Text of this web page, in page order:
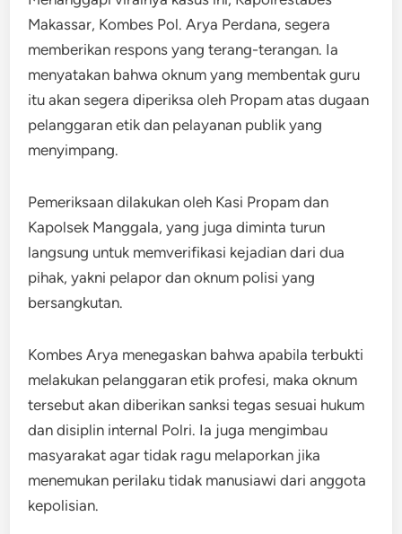
Makassar, Kombes Pol. Arya Perdana, segera
memberikan respons yang terang-terangan. Ia
menyatakan bahwa oknum yang membentak guru
itu akan segera diperiksa oleh Propam atas dugaan
pelanggaran etik dan pelayanan publik yang
menyimpang.
Pemeriksaan dilakukan oleh Kasi Propam dan
Kapolsek Manggala, yang juga diminta turun
langsung untuk memverifikasi kejadian dari dua
pihak, yakni pelapor dan oknum polisi yang
bersangkutan.
Kombes Arya menegaskan bahwa apabila terbukti
melakukan pelanggaran etik profesi, maka oknum
tersebut akan diberikan sanksi tegas sesuai hukum
dan disiplin internal Polri. Ia juga mengimbau
masyarakat agar tidak ragu melaporkan jika
menemukan perilaku tidak manusiawi dari anggota
kepolisian.